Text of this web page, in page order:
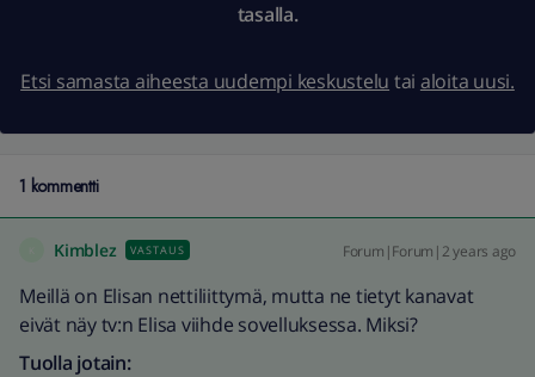
tasalla.
Etsi samasta aiheesta uudempi keskustelu tai aloita uusi.
1 kommentti
Kimblez VASTAUS Forum|Forum|2 years ago
Meillä on Elisan nettiliittymä, mutta ne tietyt kanavat
eivät näy tv:n Elisa viihde sovelluksessa. Miksi?
Tuolla jotain: